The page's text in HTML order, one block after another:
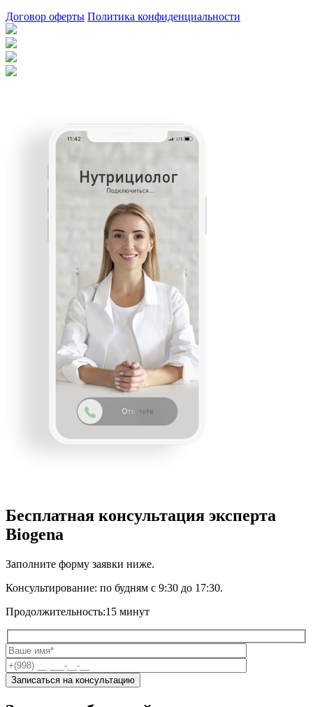
Договор оферты Политика конфиденциальности
Бесплатная консультация эксперта
Biogena
Заполните форму заявки ниже.
Консультирование: по будням с 9:30 до 17:30.
Продолжительность:15 минут